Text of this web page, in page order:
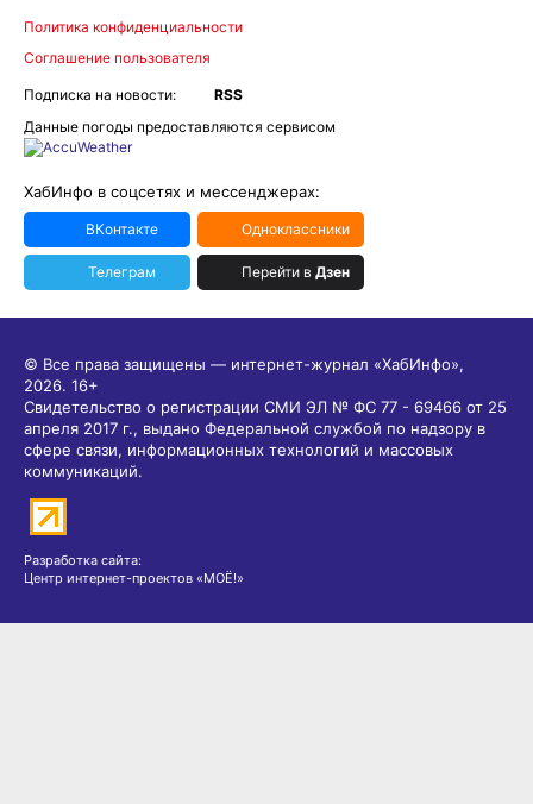
Политика конфиденциальности
Соглашение пользователя
Подписка на новости:
RSS
Данные погоды предоставляются сервисом
ХабИнфо в соцсетях и мессенджерах:
ВКонтакте Одноклассники
Телеграм Перейти в Дзен
© Все права защищены — интернет-журнал «ХабИнфо»,
2026. 16+
Свидетельство о регистрации СМИ ЭЛ № ФС 77 - 69466 от 25
апреля 2017 г., выдано Федеральной службой по надзору в
сфере связи, информационных технологий и массовых
коммуникаций.
Разработка сайта:
Центр интернет-проектов «МОЁ!»